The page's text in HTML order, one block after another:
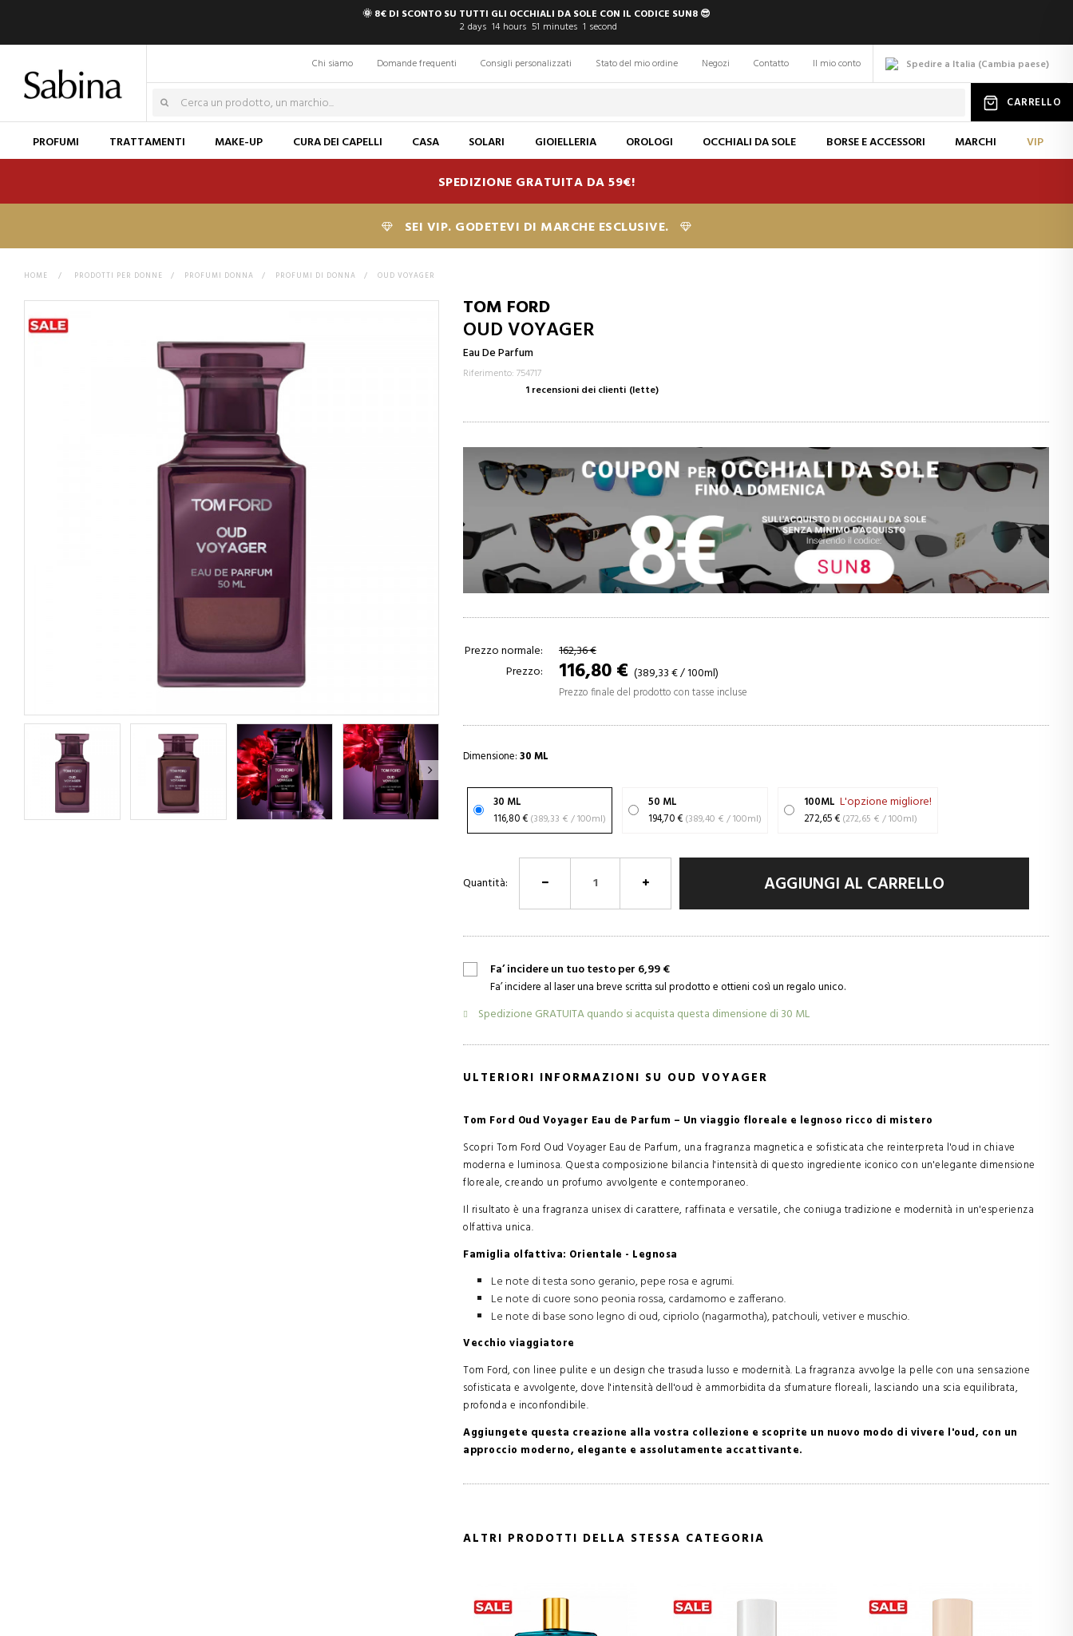
🌞 8€ DI SCONTO SU TUTTI GLI OCCHIALI DA SOLE CON IL CODICE SUN8 😎
2 days 14 hours 51 minutes 0 seconds
Spedire a Italia (Cambia paese)
Chi siamo Domande frequenti Consigli personalizzati Stato del mio ordine Negozi Contatto Il mio conto
CARRELLO
PROFUMI TRATTAMENTI MAKE-UP CURA DEI CAPELLI CASA SOLARI GIOIELLERIA OROLOGI OCCHIALI DA SOLE BORSE E ACCESSORI MARCHI VIP
SPEDIZIONE GRATUITA DA 59€!
SEI VIP. GODETEVI DI MARCHE ESCLUSIVE.
HOME > PRODOTTI PER DONNE > PROFUMI DONNA > PROFUMI DI DONNA > OUD VOYAGER
TOM FORD
OUD VOYAGER
Eau De Parfum
Riferimento: 754717
1 recensioni dei clienti (lette)
Prezzo normale:
162,36 €
Prezzo:
116,80 € (389,33 € / 100ml)
Prezzo finale del prodotto con tasse incluse
Dimensione: 30 ML
30 ML
116,80 €
(389,33 € / 100ml)
50 ML
194,70 €
(389,40 € / 100ml)
100ML L'opzione migliore!
272,65 € (272,65 € / 100ml)
Quantità: AGGIUNGI AL CARRELLO
Fa’ incidere un tuo testo per 6,99 €
Fa’ incidere al laser una breve scritta sul prodotto e ottieni così un regalo unico.
Spedizione GRATUITA quando si acquista questa dimensione di30 ML
ULTERIORI INFORMAZIONI SU OUD VOYAGER
Tom Ford Oud Voyager Eau de Parfum – Un viaggio floreale e legnoso ricco di mistero
Scopri Tom Ford Oud Voyager Eau de Parfum, una fragranza magnetica e sofisticata che reinterpreta l'oud in chiave
moderna e luminosa. Questa composizione bilancia l'intensità di questo ingrediente iconico con un'elegante dimensione
floreale, creando un profumo avvolgente e contemporaneo.
Il risultato è una fragranza unisex di carattere, raffinata e versatile, che coniuga tradizione e modernità in un'esperienza
olfattiva unica.
Famiglia olfattiva: Orientale - Legnosa
Le note di testa sono geranio, pepe rosa e agrumi.
Le note di cuore sono peonia rossa, cardamomo e zafferano.
Le note di base sono legno di oud, cipriolo (nagarmotha), patchouli, vetiver e muschio.
Vecchio viaggiatore
Tom Ford, con linee pulite e un design che trasuda lusso e modernità. La fragranza avvolge la pelle con una sensazione
sofisticata e avvolgente, dove l'intensità dell'oud è ammorbidita da sfumature floreali, lasciando una scia equilibrata,
profonda e inconfondibile.
Aggiungete questa creazione alla vostra collezione e scoprite un nuovo modo di vivere l'oud, con un
approccio moderno, elegante e assolutamente accattivante.
ALTRI PRODOTTI DELLA STESSA CATEGORIA